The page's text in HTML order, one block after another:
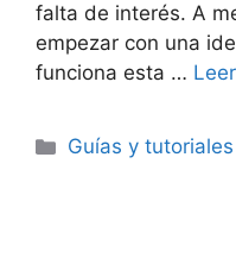
falta de interés. A
empezar con una
funciona esta …
Categorías
Guías y tutoriales